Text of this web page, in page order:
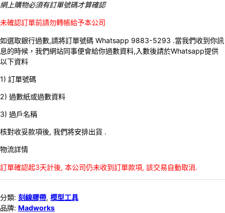
網上購物必須有訂單號碼才算確認
未確認訂單前請勿轉帳給予本公司
如選取銀行過數,請將訂單號碼 Whatsapp 9883-5293 .當我們收到你訊
息的時候，我們網站同事便會給你過數資料,入數後請於Whatsapp提供
以下資料
1) 訂單號碼
2) 過數紙或過數資料
3) 過戶名稱
核對收妥款項後, 我們將安排出貨 .
物流詳情
訂單確認起3天計後, 本公司仍未收到訂單款項, 該交易自動取消.
分類: 刻線膠帶, 模型工具
品牌: Madworks